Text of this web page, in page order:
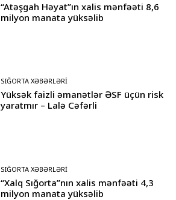
“Atəşgah Həyat”ın xalis mənfəəti 8,6
milyon manata yüksəlib
SIĞORTA XƏBƏRLƏRI
Yüksək faizli əmanətlər ƏSF üçün risk
yaratmır – Lalə Cəfərli
SIĞORTA XƏBƏRLƏRI
“Xalq Sığorta”nın xalis mənfəəti 4,3
milyon manata yüksəlib